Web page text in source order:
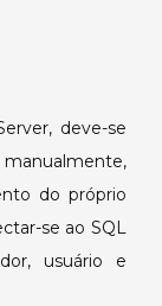
deve-se
do próprio
se ao SQL
usuário e